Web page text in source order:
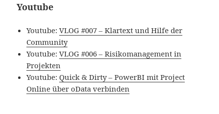
Youtube
Youtube:VLOG #007 – Klartext und Hilfe der
Community
Youtube:VLOG #006 – Risikomanagement in
Projekten
Youtube:Quick & Dirty – PowerBI mit Project
Online über oData verbinden